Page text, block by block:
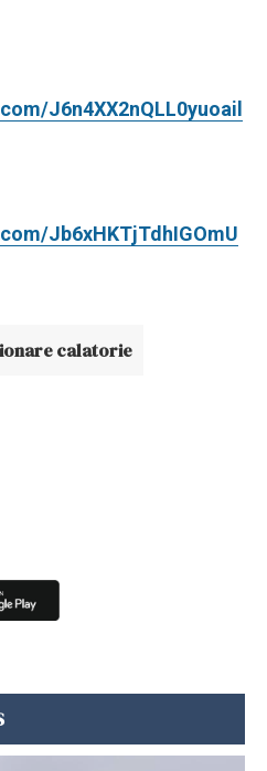
J6n4XX2nQLL0yuoail
Jb6xHKTjTdhIGOmU
calatorie